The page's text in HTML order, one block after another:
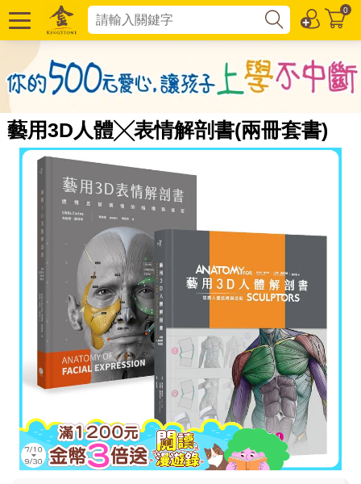
0
藝用3D人體╳表情解剖書(兩冊套書)